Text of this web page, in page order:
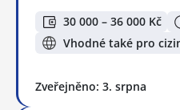
30 000 – 36 000 Kč
Vhodné také pro
Zveřejněno: 3. srpna